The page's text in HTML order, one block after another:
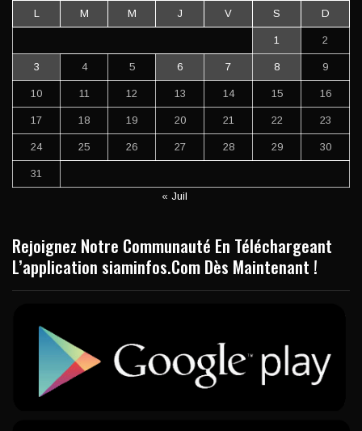
L M M J V S D
1 2
3 4 5 6 7 8 9
10 11 12 13 14 15 16
17 18 19 20 21 22 23
24 25 26 27 28 29 30
31
« Juil
Rejoignez Notre Communauté En Téléchargeant
L’application siaminfos.Com Dès Maintenant !